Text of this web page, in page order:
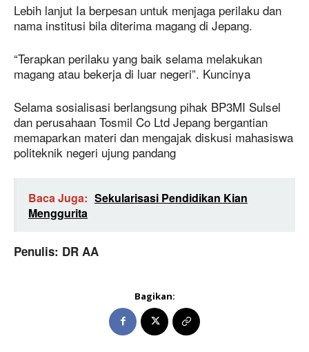
Lebih lanjut Ia berpesan untuk menjaga perilaku dan
nama institusi bila diterima magang di Jepang.
“Terapkan perilaku yang baik selama melakukan
magang atau bekerja di luar negeri”. Kuncinya
Selama sosialisasi berlangsung pihak BP3MI Sulsel
dan perusahaan Tosmil Co Ltd Jepang bergantian
memaparkan materi dan mengajak diskusi mahasiswa
politeknik negeri ujung pandang
Baca Juga: Sekularisasi Pendidikan Kian
Menggurita
Penulis: DR AA
Bagikan: